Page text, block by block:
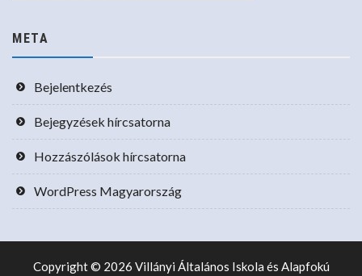
META
Bejelentkezés
Bejegyzések hírcsatorna
Hozzászólások hírcsatorna
WordPress Magyarország
Copyright © 2026 Villányi Általános Iskola és Alapfokú